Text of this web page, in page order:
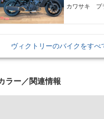
カワサキ プ
ヴィクトリーのバイクをすべ
ラー／関連情報